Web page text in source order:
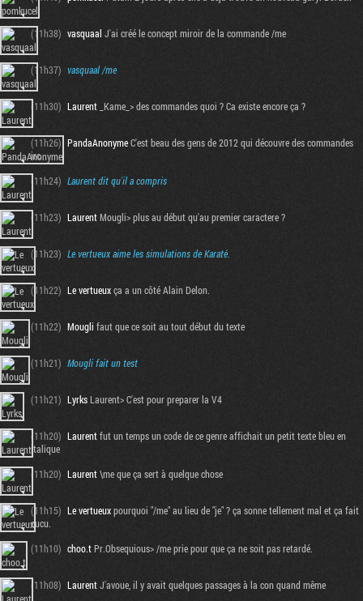
(11h38) vasquaal J'ai créé le concept miroir de la commande /me
(11h37) vasquaal/me
(11h30) Laurent _Kame_> des commandes quoi ? Ca existe encore ça ?
(11h26) PandaAnonymeC'est beau des gens de 2012 qui découvre des commandes
irc
(11h24) Laurentdit qu'il a compris
(11h23) LaurentMougli> plus au début qu'au premier caractere ?
(11h23) Le vertueuxaime les simulations de Karaté.
(11h22) Le vertueuxça a un côté Alain Delon.
(11h22) Mougli faut que ce soit au tout début du texte
(11h21) Mouglifait un test
(11h21) LyrksLaurent> C'est pour preparer la V4
(11h20) Laurentfut un temps un code de ce genre affichait un petit texte bleu en
italique
(11h20) Laurent\me que ça sert à quelque chose
(11h15) Le vertueuxpourquoi "/me" au lieu de "je" ? ça sonne tellement mal et ça fait
cucu.
(11h10) choo.tPr.Obsequious> /me prie pour que ça ne soit pas retardé.
(11h08) LaurentJ'avoue, il y avait quelques passages à la con quand même